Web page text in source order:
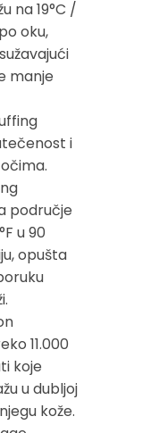
na 19°C /
oku,
manje
i
područje
u 90
opušta
11.000
koje
u dubljoj
kože.